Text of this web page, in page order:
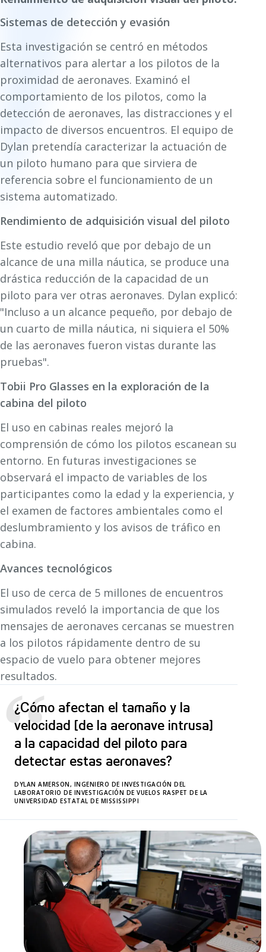
Sistemas de detección y evasión
Esta investigación se centró en métodos
alternativos para alertar a los pilotos de la
proximidad de aeronaves. Examinó el
comportamiento de los pilotos, como la
detección de aeronaves, las distracciones y el
impacto de diversos encuentros. El equipo de
Dylan pretendía caracterizar la actuación de
un piloto humano para que sirviera de
referencia sobre el funcionamiento de un
sistema automatizado.
Rendimiento de adquisición visual del piloto
Este estudio reveló que por debajo de un
alcance de una milla náutica, se produce una
drástica reducción de la capacidad de un
piloto para ver otras aeronaves. Dylan explicó:
"Incluso a un alcance pequeño, por debajo de
un cuarto de milla náutica, ni siquiera el 50%
de las aeronaves fueron vistas durante las
pruebas".
Tobii Pro Glasses en la exploración de la
cabina del piloto
El uso en cabinas reales mejoró la
comprensión de cómo los pilotos escanean su
entorno. En futuras investigaciones se
observará el impacto de variables de los
participantes como la edad y la experiencia, y
el examen de factores ambientales como el
deslumbramiento y los avisos de tráfico en
cabina.
Avances tecnológicos
El uso de cerca de 5 millones de encuentros
simulados reveló la importancia de que los
mensajes de aeronaves cercanas se muestren
a los pilotos rápidamente dentro de su
espacio de vuelo para obtener mejores
resultados.
“
¿Cómo afectan el tamaño y la
velocidad [de la aeronave intrusa]
a la capacidad del piloto para
detectar estas aeronaves?
DYLAN AMERSON, INGENIERO DE INVESTIGACIÓN DEL
LABORATORIO DE INVESTIGACIÓN DE VUELOS RASPET DE LA
UNIVERSIDAD ESTATAL DE MISSISSIPPI